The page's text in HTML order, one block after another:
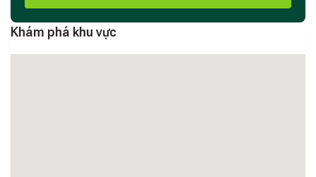
Khám phá khu vực